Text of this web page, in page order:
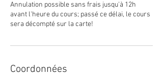
Annulation possible sans frais jusqu'à 12h
avant l'heure du cours; passé ce délai, le cours
sera décompté sur la carte!
Coordonnées